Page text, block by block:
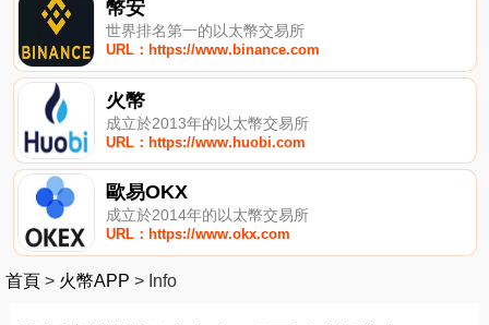
幣安
世界排名第一的以太幣交易所
URL：https://www.binance.com
火幣
成立於2013年的以太幣交易所
URL：https://www.huobi.com
歐易OKX
成立於2014年的以太幣交易所
URL：https://www.okx.com
首頁 > 火幣APP > Info